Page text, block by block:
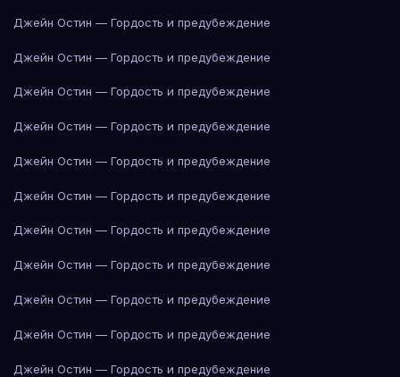
Джейн Остин — Гордость и предубеждение
Джейн Остин — Гордость и предубеждение
Джейн Остин — Гордость и предубеждение
Джейн Остин — Гордость и предубеждение
Джейн Остин — Гордость и предубеждение
Джейн Остин — Гордость и предубеждение
Джейн Остин — Гордость и предубеждение
Джейн Остин — Гордость и предубеждение
Джейн Остин — Гордость и предубеждение
Джейн Остин — Гордость и предубеждение
Джейн Остин — Гордость и предубеждение